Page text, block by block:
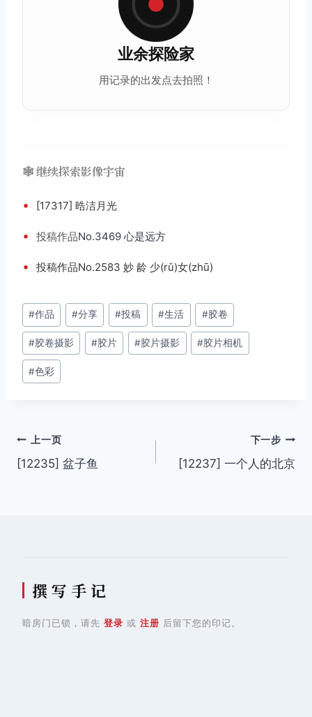
业余探险家
用记录的出发点去拍照！
🕸️ 继续探索影像宇宙
• [17317] 晧洁月光
• 投稿作品No.3469 心是远方
• 投稿作品No.2583 妙 龄 少(rǔ)女(zhū)
文
章
标
签：
#作品 #分享 #投稿 #生活 #胶卷
#胶卷摄影 #胶片 #胶片摄影 #胶片相机
#色彩
文
章
上一页
[12235] 盆子鱼
下一步
[12237] 一个人的北京
撰 写 手 记
暗房门已锁，请先 登录 或 注册 后留下您的印记。